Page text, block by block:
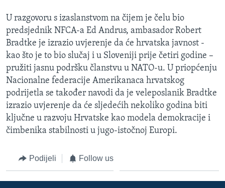
Learning English
PRATITE NAS
Jezici
U razgovoru s izaslanstvom na čijem je čelu bio
predsjednik NFCA-a Ed Andrus, ambasador Robert
Bradtke je izrazio uvjerenje da će hrvatska javnost -
kao što je to bio slučaj i u Sloveniji prije četiri godine –
pružiti jasnu podršku članstvu u NATO-u. U priopćenju
Nacionalne federacije Amerikanaca hrvatskog
podrijetla se također navodi da je veleposlanik Bradtke
izrazio uvjerenje da će sljedećih nekoliko godina biti
ključne u razvoju Hrvatske kao modela demokracije i
čimbenika stabilnosti u jugo-istočnoj Europi.
Podijeli Follow us